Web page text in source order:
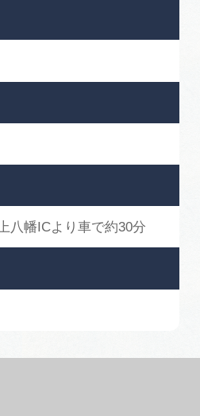
八幡ICより車で約30分